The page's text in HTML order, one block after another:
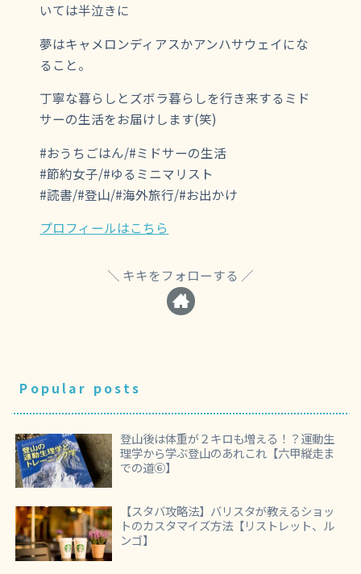
いては半泣きに
夢はキャメロンディアスかアンハサウェイにな
ること。
丁寧な暮らしとズボラ暮らしを行き来するミド
サーの生活をお届けします(笑)
#おうちごはん/#ミドサーの生活
#節約女子/#ゆるミニマリスト
#読書/#登山/#海外旅行/#お出かけ
プロフィールはこちら
キキをフォローする
Popular posts
登山後は体重が２キロも増える！？運動生
理学から学ぶ登山のあれこれ【六甲縦走ま
での道⑥】
【スタバ攻略法】バリスタが教えるショッ
トのカスタマイズ方法【リストレット、ル
ンゴ】